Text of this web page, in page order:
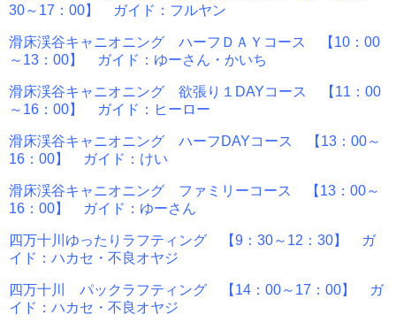
30～17：00】 ガイド：フルヤン
滑床渓谷キャニオニング ハーフＤＡＹコース 【10：00
～13：00】 ガイド：ゆーさん・かいち
滑床渓谷キャニオニング 欲張り１DAYコース 【11：00
～16：00】 ガイド：ヒーロー
滑床渓谷キャニオニング ハーフDAYコース 【13：00～
16：00】 ガイド：けい
滑床渓谷キャニオニング ファミリーコース 【13：00～
16：00】 ガイド：ゆーさん
四万十川ゆったりラフティング 【9：30～12：30】 ガ
イド：ハカセ・不良オヤジ
四万十川 パックラフティング 【14：00～17：00】 ガ
イド：ハカセ・不良オヤジ